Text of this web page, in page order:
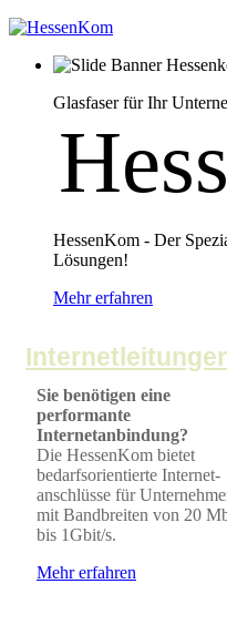
Glasfaser für Ihr
HessenKom - Der
Lösungen!
Mehr erfahren
Sie benötigen eine
performante
Internetanbindung?
Die HessenKom bietet
bedarfsorientierte Internet-
anschlüsse für
mit Bandbreiten von 20
bis 1Gbit/s.
Mehr erfahren